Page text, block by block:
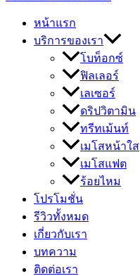
หน้าแรก
บริการของเรา
โบท็อกซ์
ฟิลเลอร์
เลเซอร์
ดริปวิตามิน
ทรีทเม้นท์
เมโสหน้าใส
เมโสแฟต
ร้อยไหม
โปรโมชั่น
รีวิวทั้งหมด
เกี่ยวกับเรา
บทความ
ติดต่อเรา